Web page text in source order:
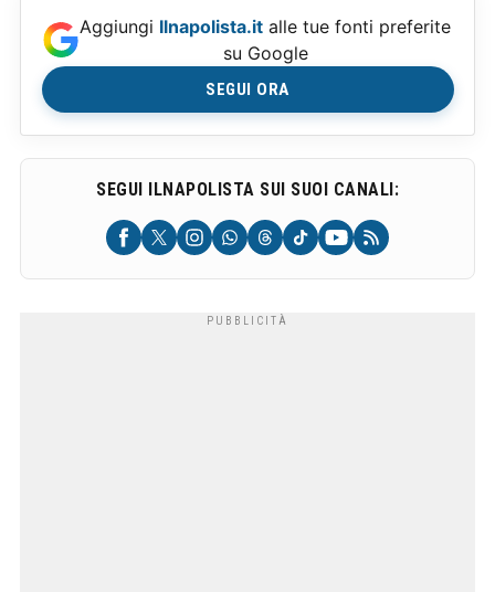
Aggiungi Ilnapolista.it alle tue fonti preferite
su Google
SEGUI ORA
SEGUI ILNAPOLISTA SUI SUOI CANALI: